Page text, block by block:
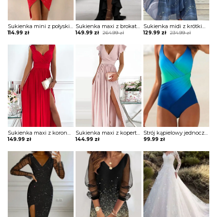
Sukienka mini z połyskiem asymetryczna
114.99 zł
Sukienka maxi z brokatową górą i falbaną
264.99zł
Original
264.99 zł.
149.99 zł
Current
149.99 zł.
Sukienka midi z krótkim rękawem ze zwiewnego materiału
234.99zł
Original
was:
234.99 zł.
129.99 zł
Current
129.99 zł.
Sukienka maxi z koronkowymi ramiączkami
149.99 zł
Sukienka maxi z kopertową górą z falbankami
144.99 zł
Strój kąpielowy jednoczęściowy z drapowaniem
99.99 zł